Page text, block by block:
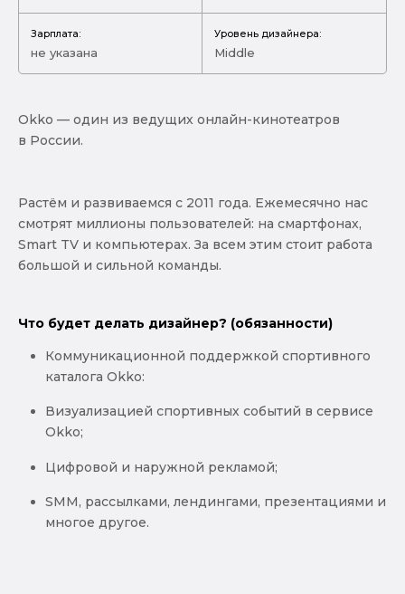
Зарплата:
не указана
Уровень дизайнера:
Middle
Okko — один из ведущих онлайн-кинотеатров
в России.
Растём и развиваемся с 2011 года. Ежемесячно нас
смотрят миллионы пользователей: на смартфонах,
Smart TV и компьютерах. За всем этим стоит работа
большой и сильной команды.
Что будет делать дизайнер? (обязанности)
Коммуникационной поддержкой спортивного
каталога Okko:
Визуализацией спортивных событий в сервисе
Okko;
Цифровой и наружной рекламой;
SMM, рассылками, лендингами, презентациями и
многое другое.